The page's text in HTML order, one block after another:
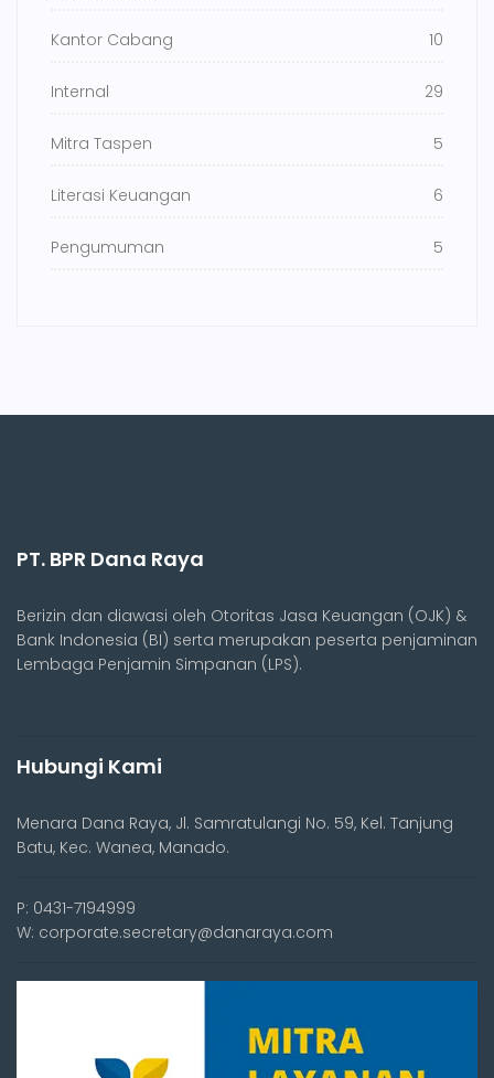
Kantor Cabang 10
Internal 29
Mitra Taspen 5
Literasi Keuangan 6
Pengumuman 5
PT. BPR Dana Raya
Berizin dan diawasi oleh Otoritas Jasa Keuangan (OJK) &
Bank Indonesia (BI) serta merupakan peserta penjaminan
Lembaga Penjamin Simpanan (LPS).
Hubungi Kami
Menara Dana Raya, Jl. Samratulangi No. 59, Kel. Tanjung
Batu, Kec. Wanea, Manado.
P: 0431-7194999
W: corporate.secretary@danaraya.com